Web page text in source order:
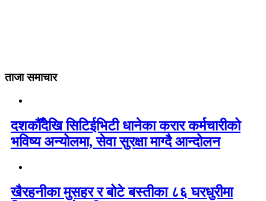
ताजा समाचार
दशकौँदेखि सिटिईभिटी धानेका करार कर्मचारीको
भविष्य अन्योलमा, सेवा सुरक्षा माग्दै आन्दोलन
खैरहनीका मुसहर र बोटे बस्तीका ८६ घरधुरीमा